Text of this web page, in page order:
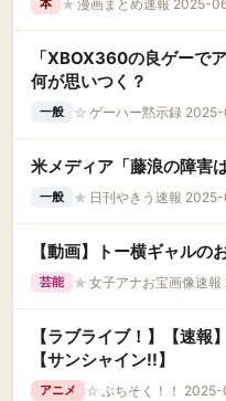
本 ★ 漫画まとめ速報 2025-
「XBOX360の良ゲーで
何が思いつく？
一般 ☆ ゲーハー黙示録
米メディア「藤浪の障害
一般 ★ 日刊やきう速報
【動画】トー横ギャルの
芸能 ★ 女子アナお宝画像速
【ラブライブ！】【速報
【サンシャイン!!】
アニメ ☆ ぷちそく！！